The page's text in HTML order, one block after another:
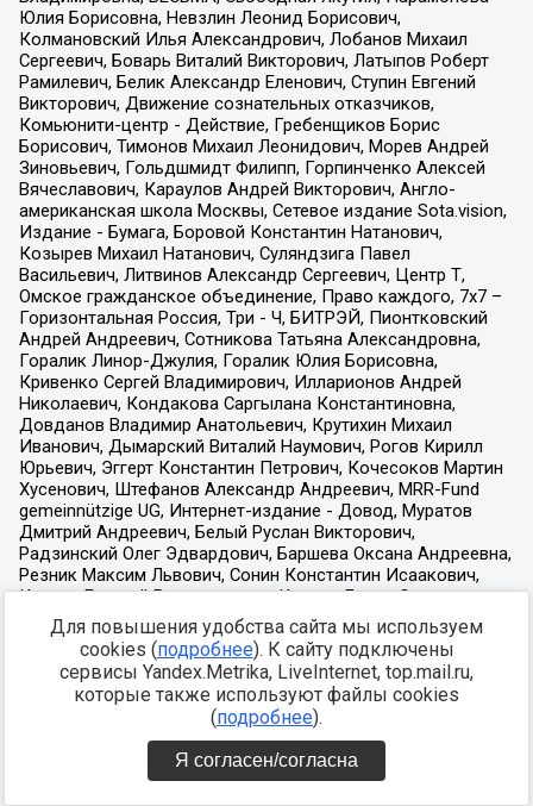
Для повышения удобства сайта мы используем
cookies (подробнее). К сайту подключены
сервисы Yandex.Metrika, LiveInternet, top.mail.ru,
которые также используют файлы cookies
(подробнее).
Я согласен/согласна